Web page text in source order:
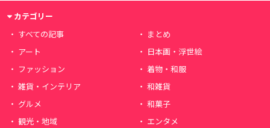
カテゴリー
すべての記事
まとめ
アート
日本画・浮世絵
ファッション
着物・和服
雑貨・インテリア
和雑貨
グルメ
和菓子
観光・地域
エンタメ